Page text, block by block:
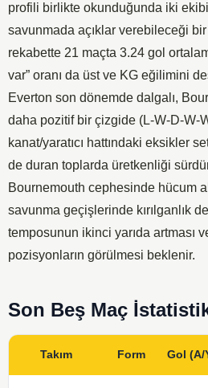
profili birlikte okunduğunda iki
savunmada açıklar verebileceği bir
rekabette 21 maçta 3.24 gol
var” oranı da üst ve KG eğilimini
Everton son dönemde dalgalı,
daha pozitif bir çizgide (L-W-D-W-
kanat/yaratıcı hattındaki eksikler
de duran toplarda üretkenliği
Bournemouth cephesinde hücum
savunma geçişlerinde kırılganlık
temposunun ikinci yarıda artması
pozisyonların görülmesi beklenir.
Son Beş Maç
Takım Form Gol (A/